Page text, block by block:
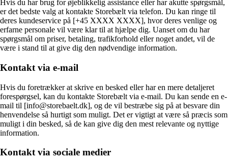
Hvis du har brug for øjeblikkelig assistance eller har akutte spørgsmål,
er det bedste valg at kontakte Storebælt via telefon. Du kan ringe til
deres kundeservice på [+45 XXXX XXXX], hvor deres venlige og
erfarne personale vil være klar til at hjælpe dig. Uanset om du har
spørgsmål om priser, betaling, trafikforhold eller noget andet, vil de
være i stand til at give dig den nødvendige information.
Kontakt via e-mail
Hvis du foretrækker at skrive en besked eller har en mere detaljeret
forespørgsel, kan du kontakte Storebælt via e-mail. Du kan sende en e-
mail til [info@storebaelt.dk], og de vil bestræbe sig på at besvare din
henvendelse så hurtigt som muligt. Det er vigtigt at være så præcis som
muligt i din besked, så de kan give dig den mest relevante og nyttige
information.
Kontakt via sociale medier